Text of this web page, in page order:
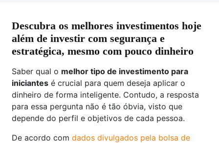
Descubra os melhores investimentos hoje
além de investir com segurança e
estratégica, mesmo com pouco dinheiro
Saber qual o melhor tipo de investimento para
iniciantes é crucial para quem deseja aplicar o
dinheiro de forma inteligente. Contudo, a resposta
para essa pergunta não é tão óbvia, visto que
depende do perfil e objetivos de cada pessoa.
De acordo com dados divulgados pela bolsa de